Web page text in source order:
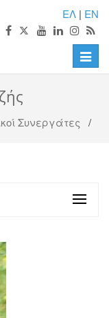
ΕΛ | EN
Toggle
Συνεργάτες /